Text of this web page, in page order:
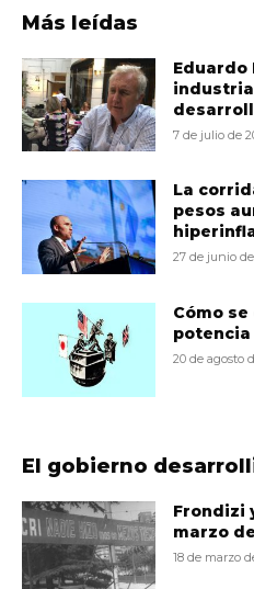
Más leídas
Eduardo
7 de julio de
La
pesos
27 de junio
Cómo
potencia
20 de agosto
El gobierno
Frondizi
marzo
18 de marzo